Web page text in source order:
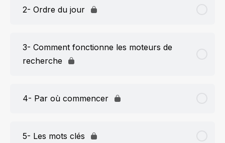
2- Ordre du jour
3- Comment fonctionne les moteurs de
recherche
4- Par où commencer
5- Les mots clés